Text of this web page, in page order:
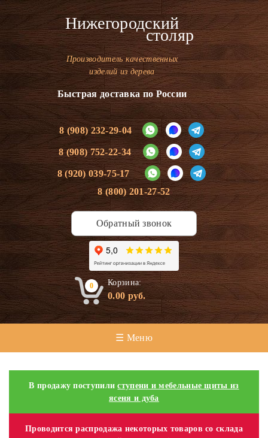
Нижегородский
столяр
Производитель качественных
изделий из дерева
Быстрая доставка по России
8 (908) 232-29-04
8 (908) 752-22-34
8 (920) 039-75-17
8 (800) 201-27-52
Обратный звонок
0 Корзина:
0.00руб.
☰ Меню
В продажу поступилиступени и мебельные щиты из
ясеня и дуба
Проводится распродажа некоторых товаров со склада